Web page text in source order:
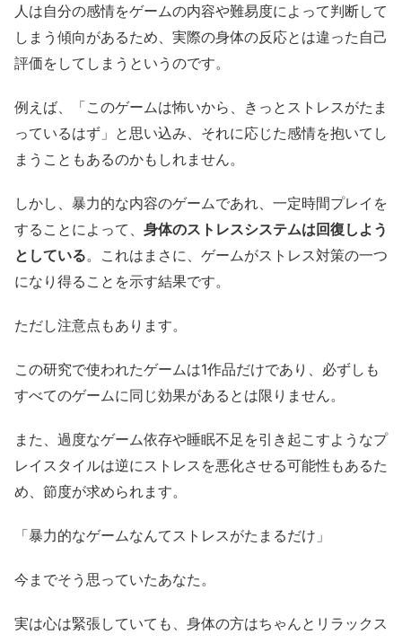
人は自分の感情をゲームの内容や難易度によって判断して
しまう傾向があるため、実際の身体の反応とは違った自己
評価をしてしまうというのです。
例えば、「このゲームは怖いから、きっとストレスがたま
っているはず」と思い込み、それに応じた感情を抱いてし
まうこともあるのかもしれません。
しかし、暴力的な内容のゲームであれ、一定時間プレイを
することによって、 身体のストレスシステムは回復しよう
としている。これはまさに、ゲームがストレス対策の一つ
になり得ることを示す結果です。
ただし注意点もあります。
この研究で使われたゲームは1作品だけであり、必ずしも
すべてのゲームに同じ効果があるとは限りません。
また、過度なゲーム依存や睡眠不足を引き起こすようなプ
レイスタイルは逆にストレスを悪化させる可能性もあるた
め、節度が求められます。
「暴力的なゲームなんてストレスがたまるだけ」
今までそう思っていたあなた。
実は心は緊張していても、身体の方はちゃんとリラックス